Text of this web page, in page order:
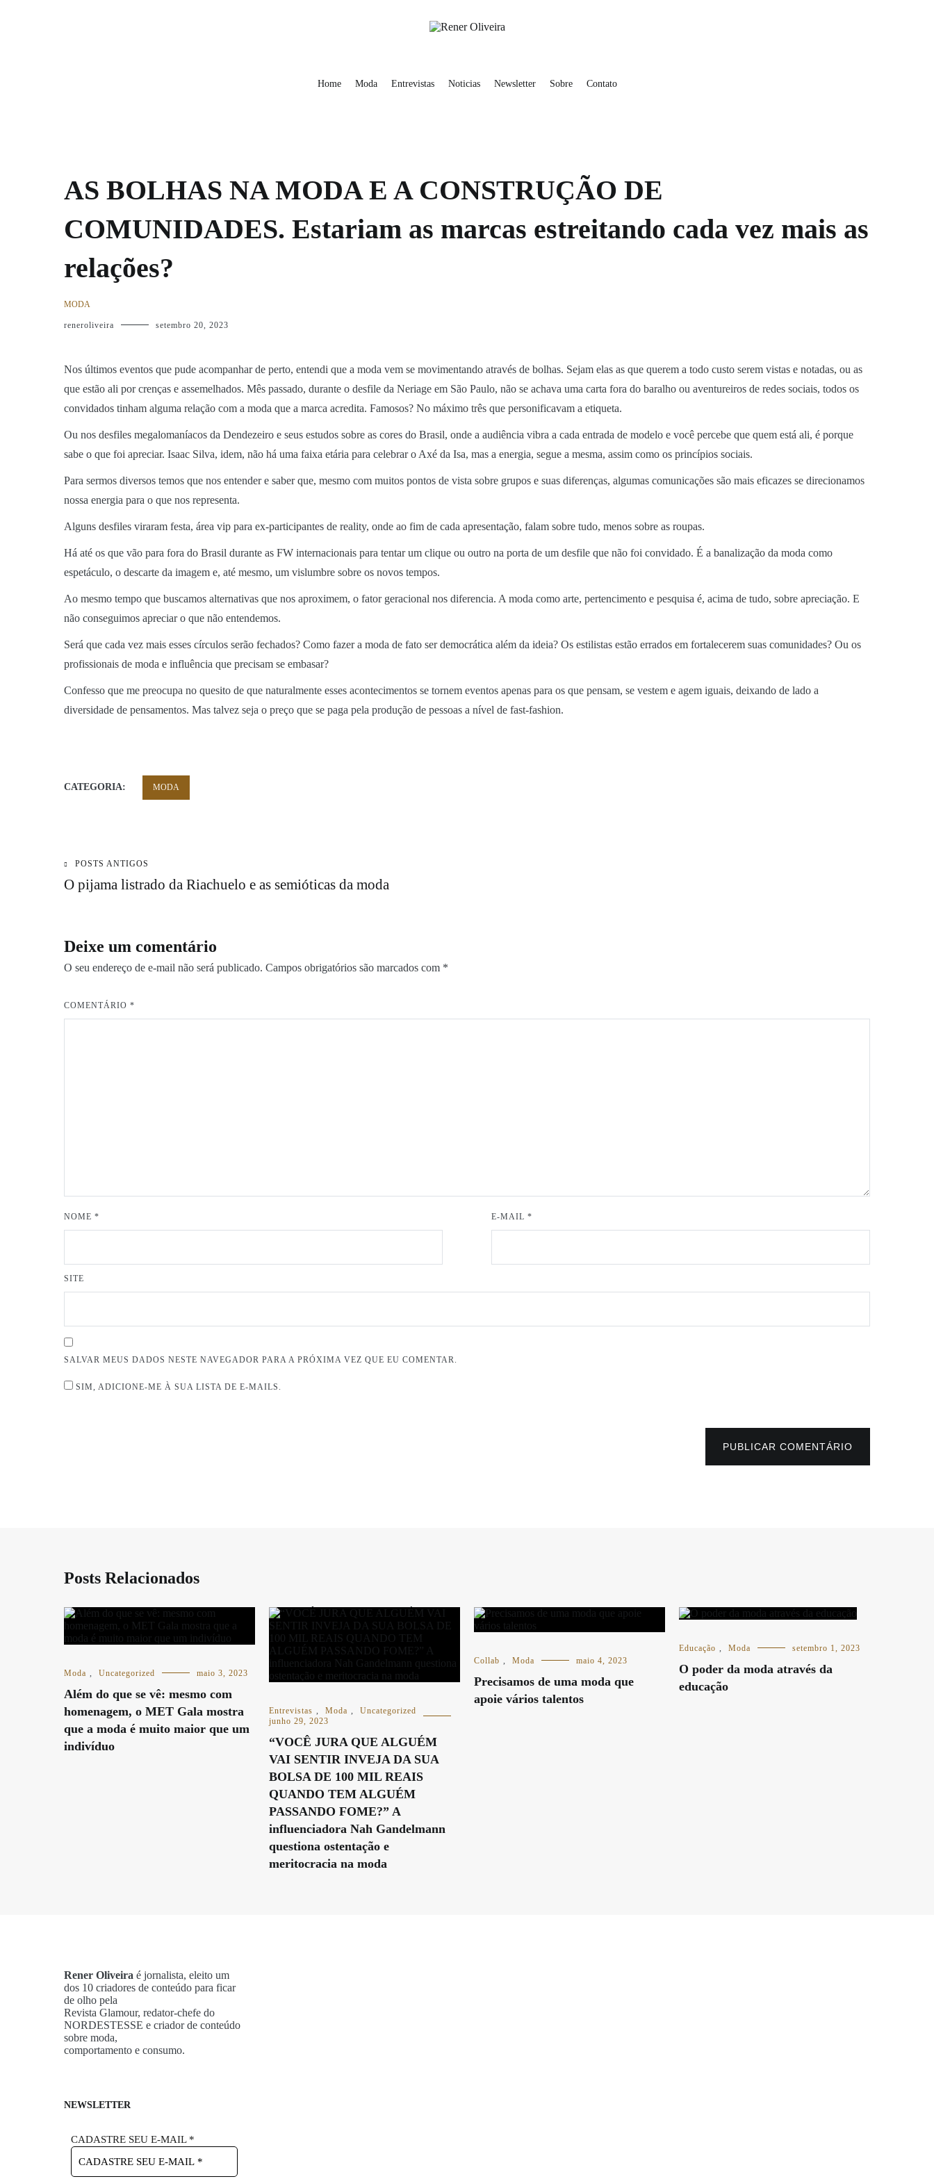
Home Moda Entrevistas Noticias Newsletter Sobre Contato
AS BOLHAS NA MODA E A CONSTRUÇÃO DE
COMUNIDADES. Estariam as marcas estreitando cada vez mais as
relações?
MODA
reneroliveira setembro 20, 2023
Nos últimos eventos que pude acompanhar de perto, entendi que a moda vem se movimentando através de bolhas. Sejam elas as que querem a todo custo serem vistas e notadas, ou as
que estão ali por crenças e assemelhados. Mês passado, durante o desfile da Neriage em São Paulo, não se achava uma carta fora do baralho ou aventureiros de redes sociais, todos os
convidados tinham alguma relação com a moda que a marca acredita. Famosos? No máximo três que personificavam a etiqueta.
Ou nos desfiles megalomaníacos da Dendezeiro e seus estudos sobre as cores do Brasil, onde a audiência vibra a cada entrada de modelo e você percebe que quem está ali, é porque
sabe o que foi apreciar. Isaac Silva, idem, não há uma faixa etária para celebrar o Axé da Isa, mas a energia, segue a mesma, assim como os princípios sociais.
Para sermos diversos temos que nos entender e saber que, mesmo com muitos pontos de vista sobre grupos e suas diferenças, algumas comunicações são mais eficazes se direcionamos
nossa energia para o que nos representa.
Alguns desfiles viraram festa, área vip para ex-participantes de reality, onde ao fim de cada apresentação, falam sobre tudo, menos sobre as roupas.
Há até os que vão para fora do Brasil durante as FW internacionais para tentar um clique ou outro na porta de um desfile que não foi convidado. É a banalização da moda como
espetáculo, o descarte da imagem e, até mesmo, um vislumbre sobre os novos tempos.
Ao mesmo tempo que buscamos alternativas que nos aproximem, o fator geracional nos diferencia. A moda como arte, pertencimento e pesquisa é, acima de tudo, sobre apreciação. E
não conseguimos apreciar o que não entendemos.
Será que cada vez mais esses círculos serão fechados? Como fazer a moda de fato ser democrática além da ideia? Os estilistas estão errados em fortalecerem suas comunidades? Ou os
profissionais de moda e influência que precisam se embasar?
Confesso que me preocupa no quesito de que naturalmente esses acontecimentos se tornem eventos apenas para os que pensam, se vestem e agem iguais, deixando de lado a
diversidade de pensamentos. Mas talvez seja o preço que se paga pela produção de pessoas a nível de fast-fashion.
CATEGORIA: MODA
Navegação
Post
POSTS ANTIGOS
O pijama listrado da Riachuelo e as semióticas da moda
Deixe um comentário
O seu endereço de e-mail não será publicado. Campos obrigatórios são marcados com *
COMENTÁRIO *
NOME * E-MAIL *
SITE
SALVAR MEUS DADOS NESTE NAVEGADOR PARA A PRÓXIMA VEZ QUE EU COMENTAR.
SIM, ADICIONE-ME À SUA LISTA DE E-MAILS.
PUBLICAR COMENTÁRIO
Posts Relacionados
Moda , Uncategorized maio 3, 2023
Além do que se vê: mesmo com
homenagem, o MET Gala mostra
que a moda é muito maior que um
indivíduo
Entrevistas , Moda ,
Uncategorized
junho 29, 2023
“VOCÊ JURA QUE ALGUÉM
VAI SENTIR INVEJA DA SUA
BOLSA DE 100 MIL REAIS
QUANDO TEM ALGUÉM
PASSANDO FOME?” A
influenciadora Nah Gandelmann
questiona ostentação e
meritocracia na moda
Collab , Moda maio 4, 2023
Precisamos de uma moda que
apoie vários talentos
Educação , Moda setembro 1, 2023
O poder da moda através da
educação
Rener Oliveira é jornalista, eleito um
dos 10 criadores de conteúdo para ficar
de olho pela
Revista Glamour, redator-chefe do
NORDESTESSE e criador de conteúdo
sobre moda,
comportamento e consumo.
NEWSLETTER
CADASTRE SEU E-MAIL *